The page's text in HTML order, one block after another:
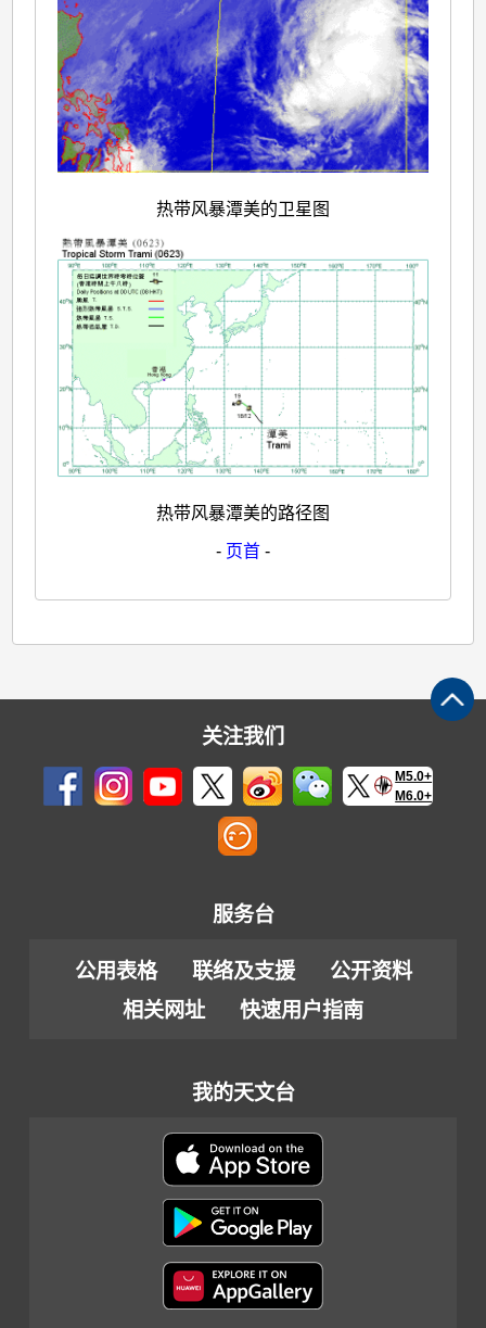
热带风暴潭美的卫星图
热带风暴潭美的路径图
- 页首 -
关注我们
M5.0+
M6.0+
服务台
公用表格 联络及支援
公开资料
相关网址
快速用户指南
我的天文台